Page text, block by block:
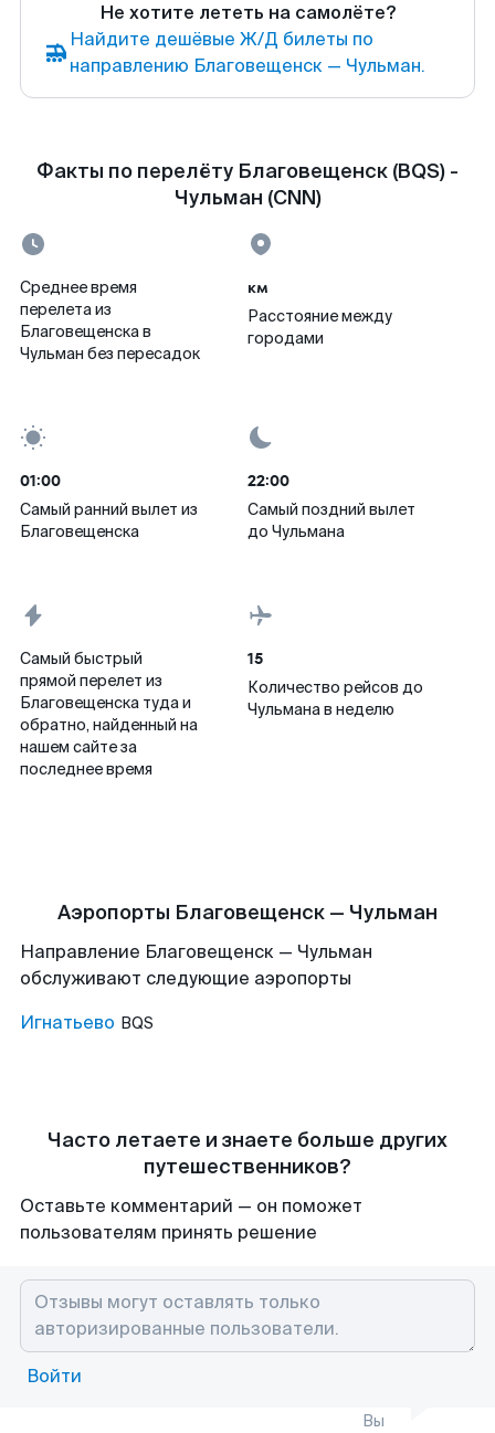
Не хотите лететь на самолёте?
Найдите дешёвые Ж/Д билеты по
направлению Благовещенск — Чульман.
Факты по перелёту Благовещенск (BQS) -
Чульман (CNN)
Среднее время
перелета из
Благовещенска в
Чульман без пересадок
км
Расстояние между
городами
01:00
Самый ранний вылет из
Благовещенска
22:00
Самый поздний вылет
до Чульмана
Самый быстрый
прямой перелет из
Благовещенска туда и
обратно, найденный на
нашем сайте за
последнее время
15
Количество рейсов до
Чульмана в неделю
Аэропорты Благовещенск — Чульман
Направление Благовещенск — Чульман
обслуживают следующие аэропорты
Игнатьево BQS
Часто летаете и знаете больше других
путешественников?
Оставьте комментарий — он поможет
пользователям принять решение
Войти
Вы